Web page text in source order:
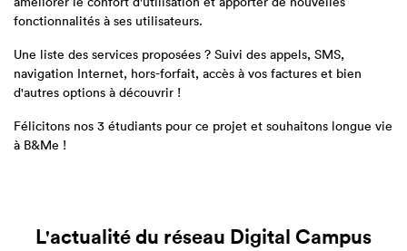
fonctionnalités à ses utilisateurs.
Une liste des services proposées ? Suivi des appels, SMS,
navigation Internet, hors-forfait, accès à vos factures et bien
d'autres options à découvrir !
Félicitons nos 3 étudiants pour ce projet et souhaitons longue vie
à B&Me !
L'actualité du réseau Digital Campus